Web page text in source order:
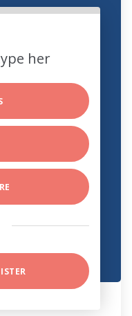
her